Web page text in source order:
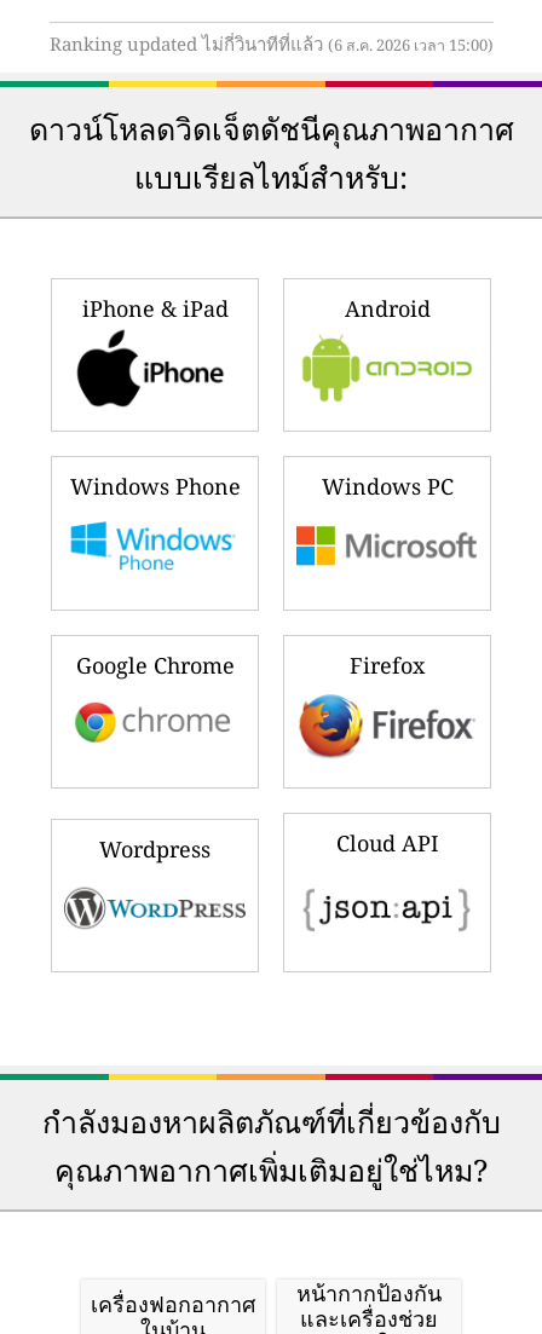
Ranking updated ไม่กี่วินาทีที่แล้ว (6 ส.ค. 2026 เวลา 15:00)
ดาวน์โหลดวิดเจ็ตดัชนีคุณภาพอากาศ
แบบเรียลไทม์สำหรับ:
iPhone & iPad Android
Windows Phone Windows PC
Google Chrome Firefox
Wordpress Cloud API
กำลังมองหาผลิตภัณฑ์ที่เกี่ยวข้องกับ
คุณภาพอากาศเพิ่มเติมอยู่ใช่ไหม?
เครื่องฟอกอากาศ
หน้ากากป้องกัน
และเครื่องช่วย